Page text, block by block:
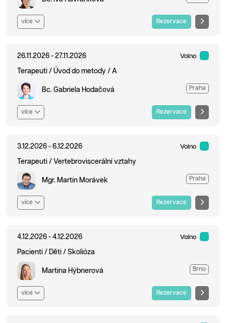
více Rezervace
26.11.2026 - 27.11.2026 Volno
Terapeuti / Úvod do metody / A
Bc. Gabriela Hodačová Praha
více Rezervace
3.12.2026 - 6.12.2026 Volno
Terapeuti / Vertebroviscerální vztahy
Mgr. Martin Morávek Praha
více Rezervace
4.12.2026 - 4.12.2026 Volno
Pacienti / Děti / Skolióza
Martina Hýbnerová Brno
více Rezervace